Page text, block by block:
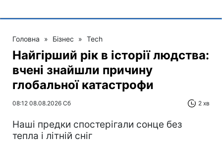
Головна » Бізнес » Tech
Найгірший рік в історії людства:
вчені знайшли причину
глобальної катастрофи
08:12 08.08.2026 Сб 2 хв
Наші предки спостерігали сонце без
тепла і літній сніг